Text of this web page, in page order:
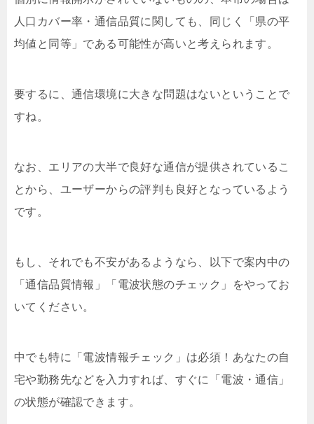
人口カバー率・通信品質に関しても、同じく「県の平
均値と同等」である可能性が高いと考えられます。
要するに、通信環境に大きな問題はないということで
すね。
なお、エリアの大半で良好な通信が提供されているこ
とから、ユーザーからの評判も良好となっているよう
です。
もし、それでも不安があるようなら、以下で案内中の
「通信品質情報」「電波状態のチェック」をやってお
いてください。
中でも特に「電波情報チェック」は必須！あなたの自
宅や勤務先などを入力すれば、すぐに「電波・通信」
の状態が確認できます。